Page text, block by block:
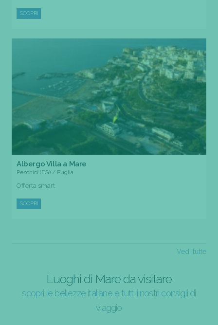
SCOPRI
Albergo Villa a Mare
Peschici (FG) / Puglia
Offerta smart
SCOPRI
Vedi tutte
Luoghi di Mare da visitare
scopri le bellezze italiane e tutti i nostri consigli di
viaggio